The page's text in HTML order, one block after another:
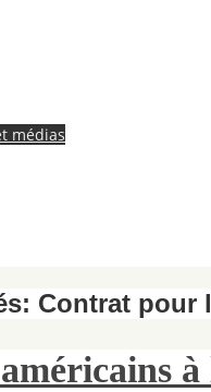
médias
Contrat pour
à